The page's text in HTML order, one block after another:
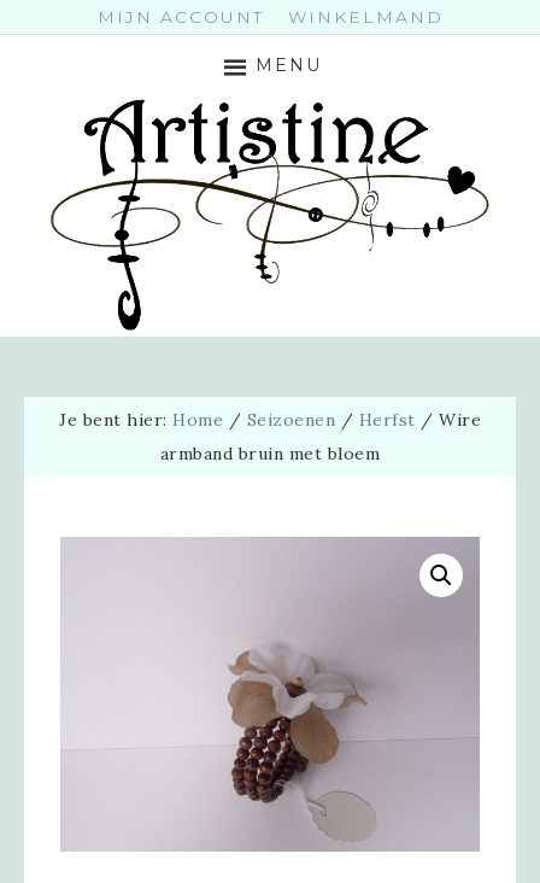
MIJN ACCOUNT WINKELMAND
MENU
Je bent hier: Home / Seizoenen / Herfst / Wire
armband bruin met bloem